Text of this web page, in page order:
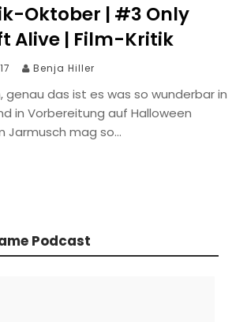
Oktober | #3 Only
Alive | Film-Kritik
Benja Hiller
genau das ist es was so wunderbar in
in Vorbereitung auf Halloween
Jarmusch mag so…
Podcast